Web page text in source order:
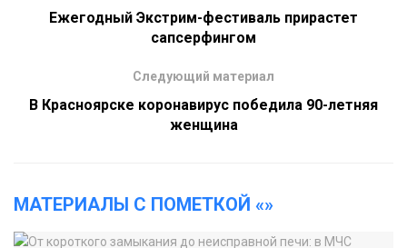
Ежегодный Экстрим-фестиваль прирастет
сапсерфингом
Следующий материал
В Красноярске коронавирус победила 90-летняя
женщина
МАТЕРИАЛЫ С ПОМЕТКОЙ «»